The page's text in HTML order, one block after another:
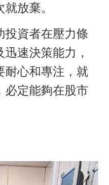
放棄。
投資者在壓力條
速決策能力，
耐心和專注，就
必定能夠在股市